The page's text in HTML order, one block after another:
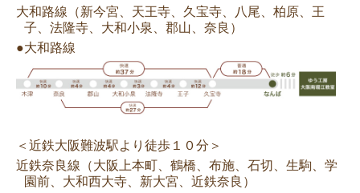
大和路線（新今宮、天王寺、久宝寺、八尾、柏原、王
子、法隆寺、大和小泉、郡山、奈良）
●大和路線
＜近鉄大阪難波駅より徒歩１０分＞
近鉄奈良線（大阪上本町、鶴橋、布施、石切、生駒、学
園前、大和西大寺、新大宮、近鉄奈良）